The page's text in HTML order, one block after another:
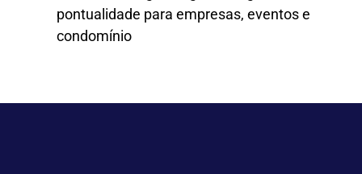
pontualidade para empresas, eventos e
condomínio